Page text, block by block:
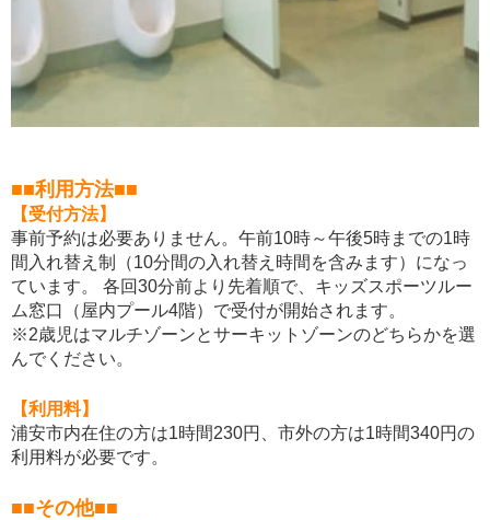
■■利用方法■■
【受付方法】
事前予約は必要ありません。午前10時～午後5時までの1時
間入れ替え制（10分間の入れ替え時間を含みます）になっ
ています。 各回30分前より先着順で、キッズスポーツルー
ム窓口（屋内プール4階）で受付が開始されます。
※2歳児はマルチゾーンとサーキットゾーンのどちらかを選
んでください。
【利用料】
浦安市内在住の方は1時間230円、市外の方は1時間340円の
利用料が必要です。
■■その他■■